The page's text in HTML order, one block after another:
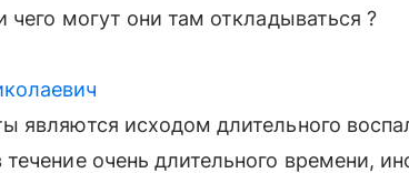
чего могут они там откладываться ?
являются исходом длительного
очень длительного времени,